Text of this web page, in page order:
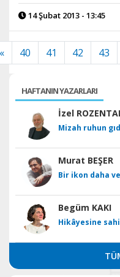
14 Şubat 2013 - 13:45
40 41 42 43
HAFTANIN YAZARLARI
İzel
Mizah ruhun
Murat BEŞER
Bir ikon daha
Begüm KAKI
Hikâyesine